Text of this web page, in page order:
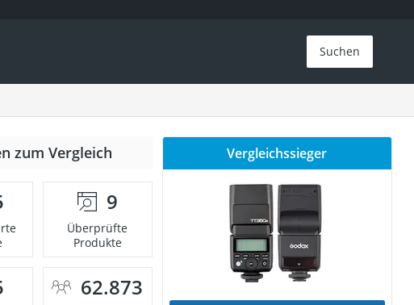
Suchen
zum Vergleich
9
Überprüfte
Produkte
62.873
Vergleichssieger